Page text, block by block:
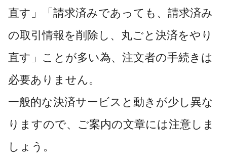
直す」「請求済みであっても、請求済み
の取引情報を削除し、丸ごと決済をやり
直す」ことが多い為、注文者の手続きは
必要ありません。
一般的な決済サービスと動きが少し異な
りますので、ご案内の文章には注意しま
しょう。